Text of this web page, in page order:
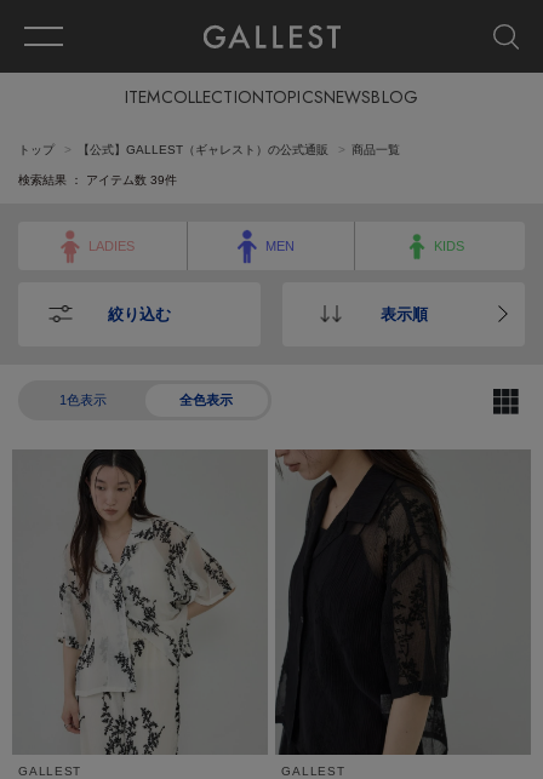
ITEMCOLLECTIONTOPICSNEWSBLOG
トップ 【公式】GALLEST（ギャレスト）の公式通販 商品一覧
検索結果 ： アイテム数 39件
LADIES MEN KIDS
絞り込む 表示順
1色表示 全色表示
GALLEST
GALLEST